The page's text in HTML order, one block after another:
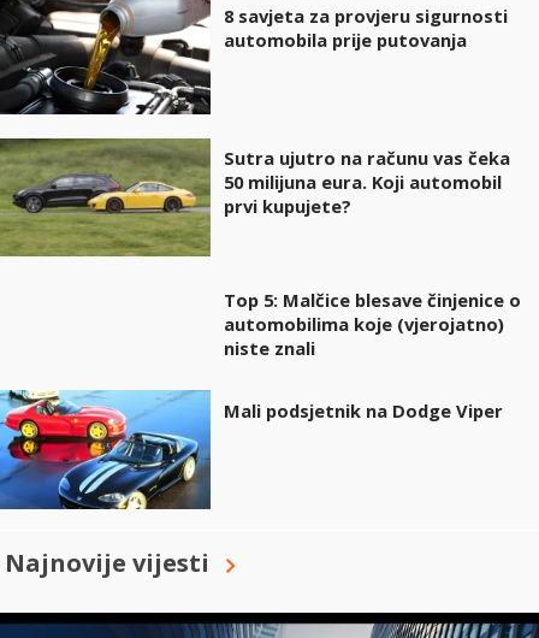
8 savjeta za provjeru sigurnosti
automobila prije putovanja
Sutra ujutro na računu vas čeka
50 milijuna eura. Koji automobil
prvi kupujete?
Top 5: Malčice blesave činjenice o
automobilima koje (vjerojatno)
niste znali
Mali podsjetnik na Dodge Viper
Najnovije vijesti